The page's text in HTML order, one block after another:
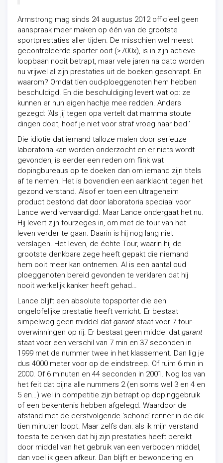
Armstrong mag sinds 24 augustus 2012 officieel geen
aanspraak meer maken op één van de grootste
sportprestaties aller tijden. De misschien wel meest
gecontroleerde sporter ooit (>700x), is in zijn actieve
loopbaan nooit betrapt, maar vele jaren na dato worden
nu vrijwel al zijn prestaties uit de boeken geschrapt. En
waarom? Omdat tien oud-ploeggenoten hem hebben
beschuldigd. En die beschuldiging levert wat op: ze
kunnen er hun eigen hachje mee redden. Anders
gezegd: ‘Als jij tegen opa vertelt dat mamma stoute
dingen doet, hoef je niet voor straf vroeg naar bed.’
Die idiotie dat iemand talloze malen door serieuze
laboratoria kan worden onderzocht en er niets wordt
gevonden, is eerder een reden om flink wat
dopingbureaus op te doeken dan om iemand zijn titels
af te nemen. Het is bovendien een aanklacht tegen het
gezond verstand. Alsof er toen een ultrageheim
product bestond dat door laboratoria speciaal voor
Lance werd vervaardigd. Maar Lance ondergaat het nu.
Hij levert zijn tourzeges in, om met de tour van het
leven verder te gaan. Daarin is hij nog lang niet
verslagen. Het leven, de échte Tour, waarin hij de
grootste denkbare zege heeft gepakt die niemand
hem ooit meer kan ontnemen. Al is een aantal oud
ploeggenoten bereid gevonden te verklaren dat hij
nooit werkelijk kanker heeft gehad…
Lance blijft een absolute topsporter die een
ongelofelijke prestatie heeft verricht. Er bestaat
simpelweg geen middel dat garant staat voor 7 tour-
overwinningen op rij. Er bestaat geen middel dat garant
staat voor een verschil van 7 min en 37 seconden in
1999 met de nummer twee in het klassement. Dan lig je
dus 4000 meter voor op de eindstreep. Of ruim 6 min in
2000. Of 6 minuten en 44 seconden in 2001. Nog los van
het feit dat bijna alle nummers 2 (en soms wel 3 en 4 en
5 en…) wel in competitie zijn betrapt op dopinggebruik
of een bekentenis hebben afgelegd. Waardoor de
afstand met de eerstvolgende ‘schone’ renner in de dik
tien minuten loopt. Maar zelfs dan: als ik mijn verstand
toesta te denken dat hij zijn prestaties heeft bereikt
door middel van het gebruik van een verboden middel,
dan voel ik geen afkeur. Dan blijft er bewondering en